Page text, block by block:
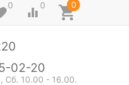
0 0 0
02-20
Сб. 10.00 - 16.00.